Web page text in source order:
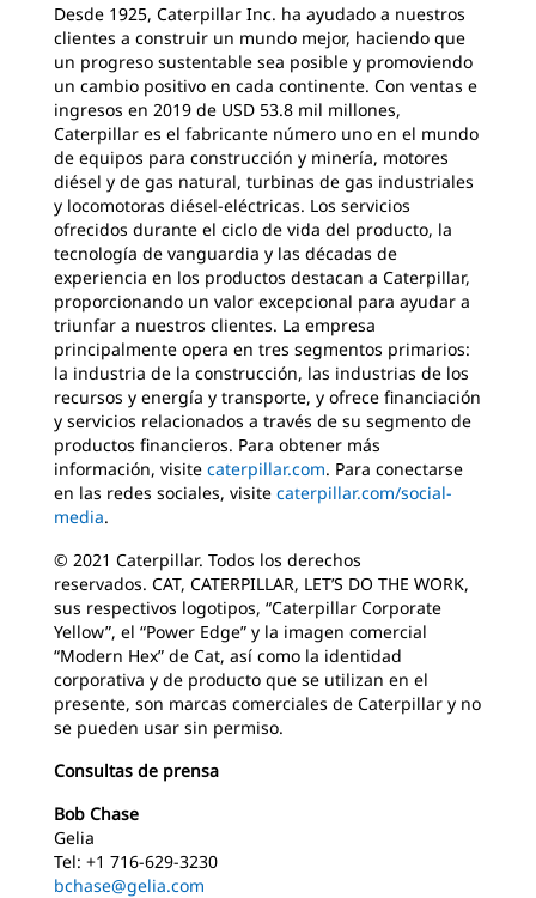
Desde 1925, Caterpillar Inc. ha ayudado a nuestros
clientes a construir un mundo mejor, haciendo que
un progreso sustentable sea posible y promoviendo
un cambio positivo en cada continente. Con ventas e
ingresos en 2019 de USD 53.8 mil millones,
Caterpillar es el fabricante número uno en el mundo
de equipos para construcción y minería, motores
diésel y de gas natural, turbinas de gas industriales
y locomotoras diésel-eléctricas. Los servicios
ofrecidos durante el ciclo de vida del producto, la
tecnología de vanguardia y las décadas de
experiencia en los productos destacan a Caterpillar,
proporcionando un valor excepcional para ayudar a
triunfar a nuestros clientes. La empresa
principalmente opera en tres segmentos primarios:
la industria de la construcción, las industrias de los
recursos y energía y transporte, y ofrece financiación
y servicios relacionados a través de su segmento de
productos financieros. Para obtener más
información, visite caterpillar.com. Para conectarse
en las redes sociales, visite caterpillar.com/social-
media.
© 2021 Caterpillar. Todos los derechos
reservados. CAT, CATERPILLAR, LET’S DO THE WORK,
sus respectivos logotipos, “Caterpillar Corporate
Yellow”, el “Power Edge” y la imagen comercial
“Modern Hex” de Cat, así como la identidad
corporativa y de producto que se utilizan en el
presente, son marcas comerciales de Caterpillar y no
se pueden usar sin permiso.
Consultas de prensa
Bob Chase
Gelia
Tel: +1 716-629-3230
bchase@gelia.com